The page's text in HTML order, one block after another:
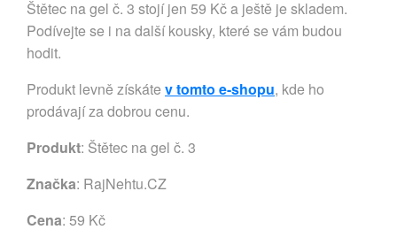
Štětec na gel č. 3 stojí jen 59 Kč a ještě je skladem.
Podívejte se i na další kousky, které se vám budou
hodit.
Produkt levně získáte v tomto e-shopu, kde ho
prodávají za dobrou cenu.
Produkt: Štětec na gel č. 3
Značka: RajNehtu.CZ
Cena: 59 Kč